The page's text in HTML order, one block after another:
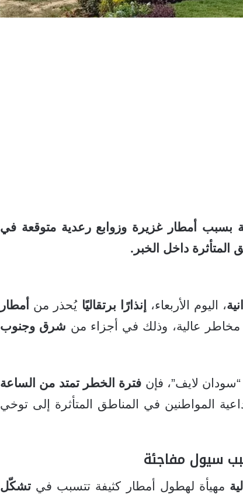
بسبب أمطار غزيرة وزوابع رعدية متوقعة في
المتأثرة داخل الخبر.
، اليوم الأربعاء، إنذارًا برتقاليًا يُحذر من
أمطار
عالية، وذلك في أجزاء من شرق وجنوب
لايف”، فإن فترة الخطر تمتد من الساعة
المواطنين في المناطق المتأثرة إلى توخي
سيول مفاجئة
مهيأة لهطول أمطار كثيفة تتسبب في تشكّل